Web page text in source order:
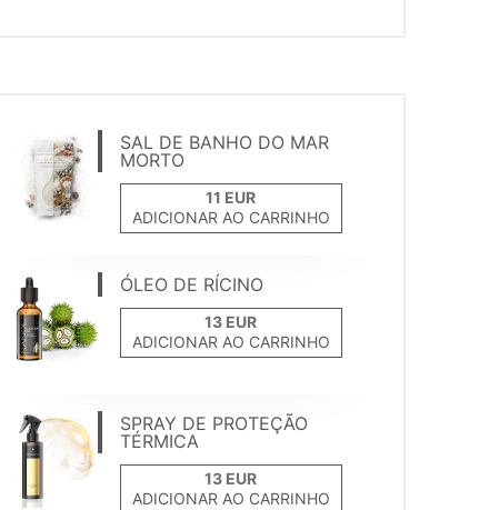
SAL DE BANHO DO MAR
MORTO
ADICIONAR AO CARRINHO
ÓLEO DE RÍCINO
ADICIONAR AO CARRINHO
SPRAY DE PROTEÇÃO
TÉRMICA
ADICIONAR AO CARRINHO